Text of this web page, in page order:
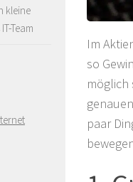
Im
so
möglich
paar
kleine
Team